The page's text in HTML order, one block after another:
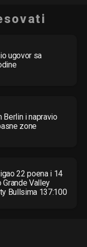
ugovor sa
Berlin i napravio
zone
22 poena i 14
Valley
Bullsima 137:100